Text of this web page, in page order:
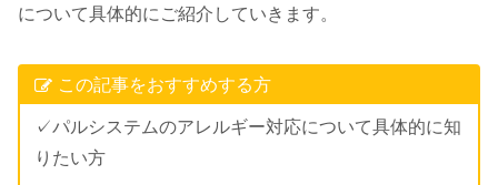
について具体的にご紹介していきます。
この記事をおすすめする方
✓パルシステムのアレルギー対応について具体的に知
りたい方